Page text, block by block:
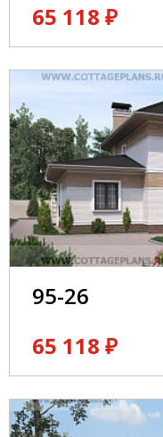
65 118 ₽
95-26
65 118 ₽